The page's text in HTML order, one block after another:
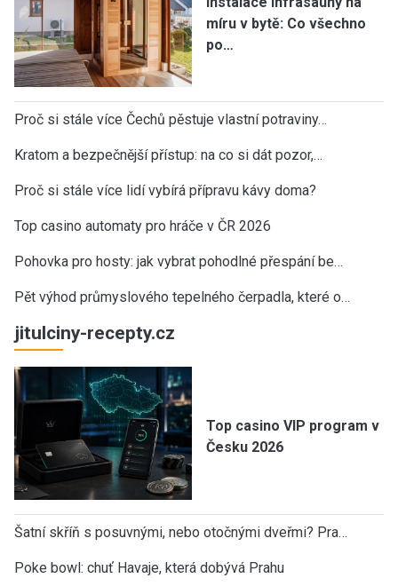
míru v bytě: Co všechno
po…
Proč si stále více Čechů pěstuje vlastní potraviny…
Kratom a bezpečnější přístup: na co si dát pozor,…
Proč si stále více lidí vybírá přípravu kávy doma?
Top casino automaty pro hráče v ČR 2026
Pohovka pro hosty: jak vybrat pohodlné přespání be…
Pět výhod průmyslového tepelného čerpadla, které o…
jitulciny-recepty.cz
Top casino VIP program v
Česku 2026
Šatní skříň s posuvnými, nebo otočnými dveřmi? Pra…
Poke bowl: chuť Havaje, která dobývá Prahu